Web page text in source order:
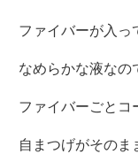
ファイバーが入っ
なめらかな液なの
ファイバーごとコ
自まつげがそのま